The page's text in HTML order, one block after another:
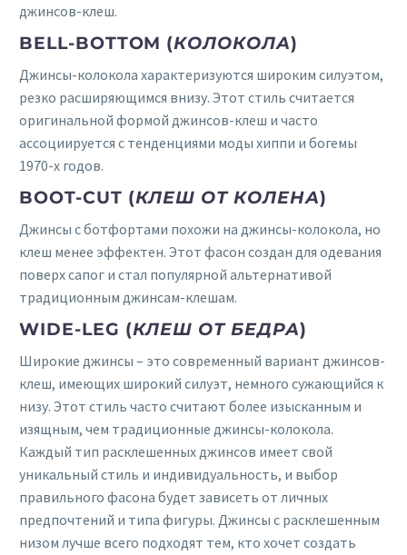
джинсов-клеш.
BELL-BOTTOM (КОЛОКОЛА)
Джинсы-колокола характеризуются широким силуэтом,
резко расширяющимся внизу. Этот стиль считается
оригинальной формой джинсов-клеш и часто
ассоциируется с тенденциями моды хиппи и богемы
1970-х годов.
BOOT-CUT (КЛЕШ ОТ КОЛЕНА)
Джинсы с ботфортами похожи на джинсы-колокола, но
клеш менее эффектен. Этот фасон создан для одевания
поверх сапог и стал популярной альтернативой
традиционным джинсам-клешам.
WIDE-LEG (КЛЕШ ОТ БЕДРА)
Широкие джинсы – это современный вариант джинсов-
клеш, имеющих широкий силуэт, немного сужающийся к
низу. Этот стиль часто считают более изысканным и
изящным, чем традиционные джинсы-колокола.
Каждый тип расклешенных джинсов имеет свой
уникальный стиль и индивидуальность, и выбор
правильного фасона будет зависеть от личных
предпочтений и типа фигуры. Джинсы с расклешенным
низом лучше всего подходят тем, кто хочет создать